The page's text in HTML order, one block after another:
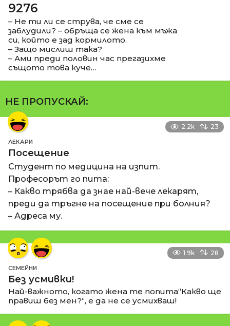
9276
– Не ти ли се струва, че сме се
заблудили? – обръща се жена към мъжа
си, който е зад кормилото.
– Защо мислиш така?
– Ами преди половин час прегазихме
същото това куче…
НЕ ПРОПУСКАЙ:
2.2k 23
ЛЕКАРИ
Посещение
Студент по медицина на изпит.
Професорът го пита:
– Какво трябва да знае най-вече лекарят,
преди да тръгне на посещение при болния?
– Адреса му.
1.9k 28
СЕМЕЙНИ
Без усмивки!
Най-важното, когато жена те попита“Какво ще
правиш без мен?“, е да не се усмихваш!